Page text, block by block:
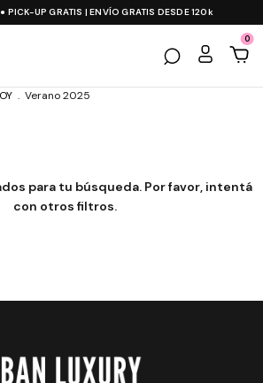
PICK-UP GRATIS | ENVÍO GRATIS DESDE 120k
0
. Verano 2025
para tu búsqueda. Por favor, intentá
con otros filtros.